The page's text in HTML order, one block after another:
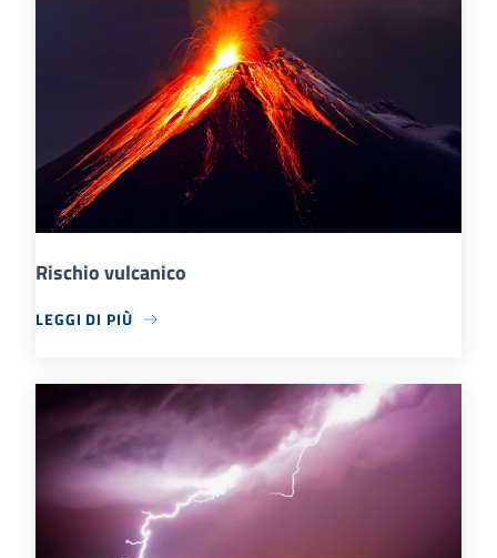
Rischio vulcanico
LEGGI DI PIÙ